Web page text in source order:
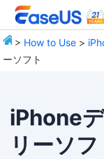
> How to Use >
ーソフト
iPhone
リーソフ